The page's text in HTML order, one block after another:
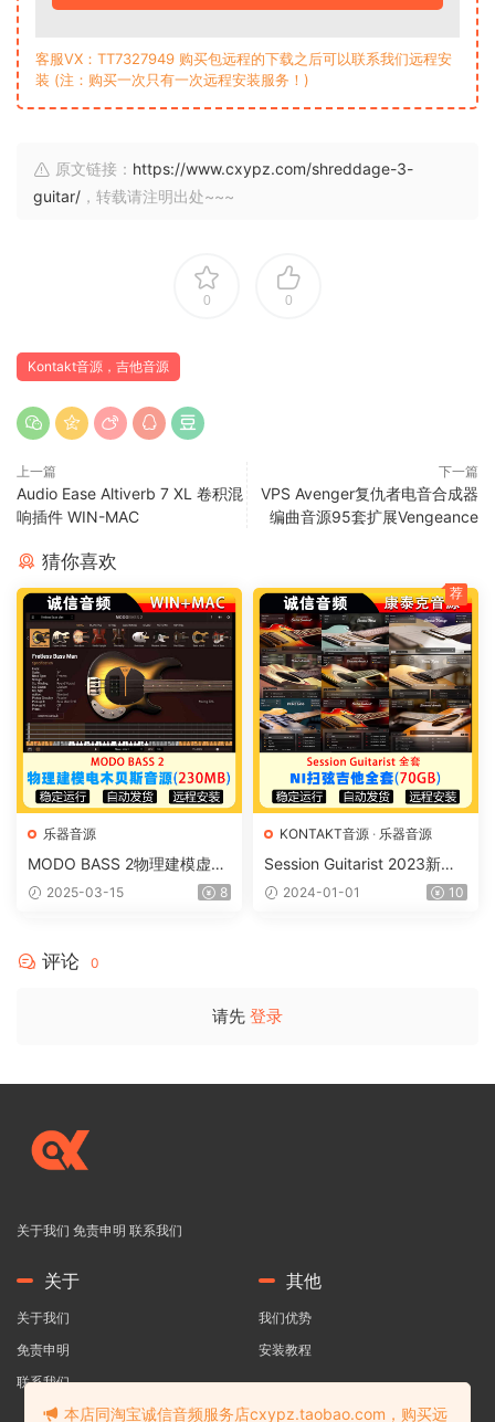
客服VX：TT7327949 购买包远程的下载之后可以联系我们远程安
装 (注：购买一次只有一次远程安装服务！)
原文链接： https://www.cxypz.com/shreddage-3-
guitar/ ，转载请注明出处~~~
0 0
Kontakt音源，吉他音源
上一篇
Audio Ease Altiverb 7 XL 卷积混
响插件 WIN-MAC
下一篇
VPS Avenger复仇者电音合成器
编曲音源95套扩展Vengeance
猜你喜欢
乐器音源
MODO BASS 2物理建模虚拟
电木贝斯音源插件IK Multime
2025-03-15 8
KONTAKT音源 · 乐器音源
Session Guitarist 2023新版
扫弦吉他全套10件套木吉他电
2024-01-01 10
荐
评论 0
请先 登录
关于我们 免责申明 联系我们
关于
关于我们
免责申明
联系我们
其他
我们优势
安装教程
本店同淘宝诚信音频服务店cxypz.taobao.com，购买远